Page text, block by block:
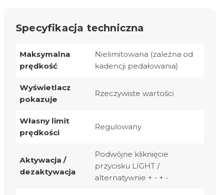
Specyfikacja techniczna
Maksymalna
prędkość
Nielimitowana (zależna od
kadencji pedałowania)
Wyświetlacz
pokazuje
Rzeczywiste wartości
Własny limit
prędkości
Regulowany
Aktywacja /
dezaktywacja
Podwójne kliknięcie
przycisku LIGHT /
alternatywnie + - + -